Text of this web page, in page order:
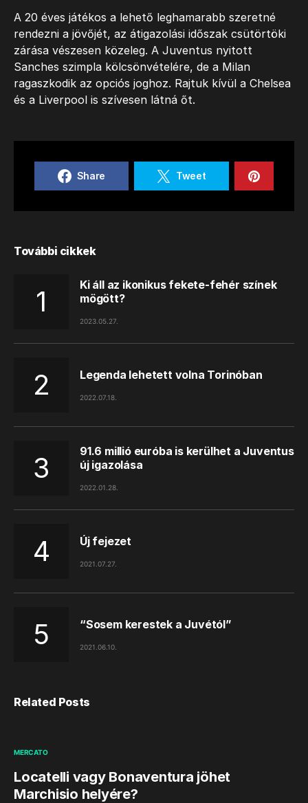
A 20 éves játékos a lehető leghamarabb szeretné
rendezni a jövőjét, az átigazolási időszak csütörtöki
zárása vészesen közeleg. A Juventus nyitott
Sanches szimpla kölcsönvételére, de a Milan
ragaszkodik az opciós joghoz. Rajtuk kívül a Chelsea
és a Liverpool is szívesen látná őt.
Share Tweet
További cikkek
Ki áll az ikonikus fekete-fehér színek
mögött?
2023.05.27.
Legenda lehetett volna Torinóban
2022.07.18.
91.6 millió euróba is kerülhet a Juventus
új igazolása
2022.01.28.
Új fejezet
2021.07.27.
“Sosem kerestek a Juvétól”
2021.06.10.
Related Posts
MERCATO
Locatelli vagy Bonaventura jöhet
Marchisio helyére?